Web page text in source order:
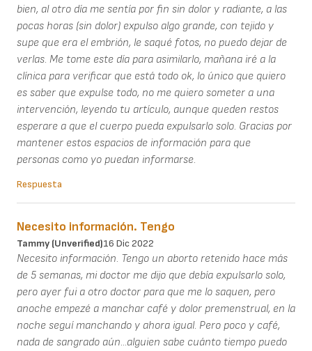
bien, al otro día me sentía por fin sin dolor y radiante, a las
pocas horas (sin dolor) expulso algo grande, con tejido y
supe que era el embrión, le saqué fotos, no puedo dejar de
verlas. Me tome este día para asimilarlo, mañana iré a la
clínica para verificar que está todo ok, lo único que quiero
es saber que expulse todo, no me quiero someter a una
intervención, leyendo tu artículo, aunque queden restos
esperare a que el cuerpo pueda expulsarlo solo. Gracias por
mantener estos espacios de información para que
personas como yo puedan informarse.
Respuesta
Necesito información. Tengo
Tammy (unverified)16 Dic 2022
Necesito información. Tengo un aborto retenido hace más
de 5 semanas, mi doctor me dijo que debía expulsarlo solo,
pero ayer fui a otro doctor para que me lo saquen, pero
anoche empezé a manchar café y dolor premenstrual, en la
noche seguí manchando y ahora igual. Pero poco y café,
nada de sangrado aún...alguien sabe cuánto tiempo puedo